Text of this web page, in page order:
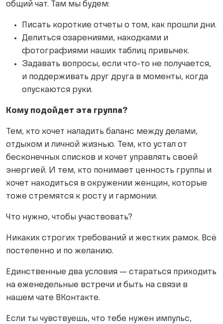
общий чат. Там мы будем:
Писать короткие отчеты о том, как прошли дни.
Делиться озарениями, находками и
фотографиями наших таблиц привычек.
Задавать вопросы, если что-то не получается,
и поддерживать друг друга в моменты, когда
опускаются руки.
Кому подойдет эта группа?
Тем, кто хочет наладить баланс между делами,
отдыхом и личной жизнью. Тем, кто устал от
бесконечных списков и хочет управлять своей
энергией. И тем, кто понимает ценность группы и
хочет находиться в окружении женщин, которые
тоже стремятся к росту и гармонии.
Что нужно, чтобы участвовать?
Никаких строгих требований и жестких рамок. Всё
постепенно и по желанию.
Единственные два условия — стараться приходить
на еженедельные встречи и быть на связи в
нашем чате ВКонтакте.
Если ты чувствуешь, что тебе нужен импульс,